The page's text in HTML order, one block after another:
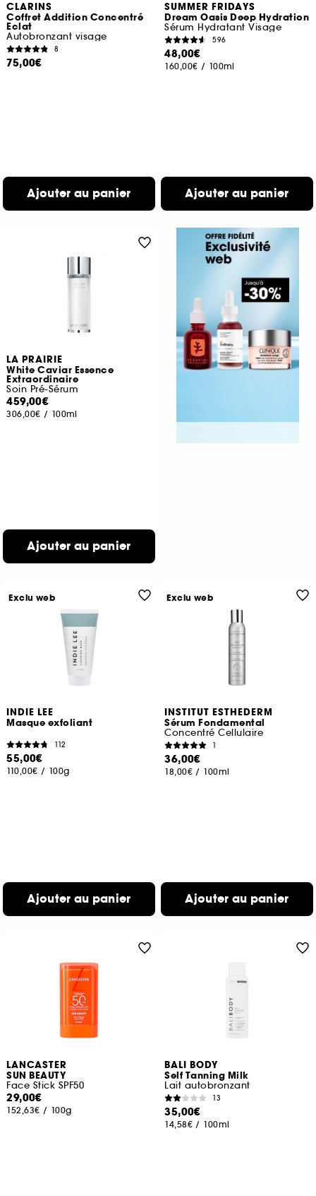
CLARINS
Coffret Addition Concentré
Eclat
Autobronzant visage
8
75,00€
Ajouter au panier
SUMMER FRIDAYS
Dream Oasis Deep Hydration
Sérum Hydratant Visage
596
48,00€
160,00€ / 100ml
Ajouter au panier
LA PRAIRIE
White Caviar Essence
Extraordinaire
Soin Pré-Sérum
459,00€
306,00€ / 100ml
Ajouter au panier
INDIE LEE
Masque exfoliant
112
55,00€
110,00€ / 100g
Ajouter au panier
Exclu web
INSTITUT ESTHEDERM
Sérum Fondamental
Concentré Cellulaire
1
36,00€
18,00€ / 100ml
Ajouter au panier
Exclu web
LANCASTER
SUN BEAUTY
Face Stick SPF50
29,00€
152,63€ / 100g
BALI BODY
Self Tanning Milk
Lait autobronzant
13
35,00€
14,58€ / 100ml